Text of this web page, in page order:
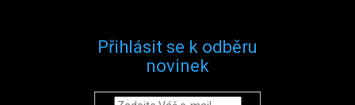
Přihlásit se k odběru
novinek